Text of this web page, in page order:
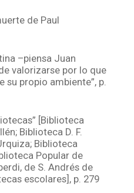
de Paul
–piensa Juan
valorizarse por lo que
su propio ambiente”, p.
[Biblioteca
Biblioteca D. F.
Biblioteca
Popular de
de S. Andrés de
escolares], p. 279